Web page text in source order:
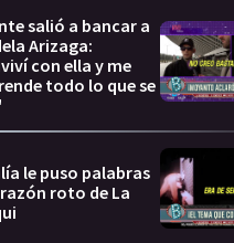
salió a bancar a
Arizaga:
con ella y me
todo lo que se
le puso palabras
roto de La